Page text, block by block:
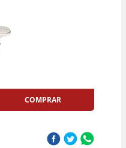
COMPRAR